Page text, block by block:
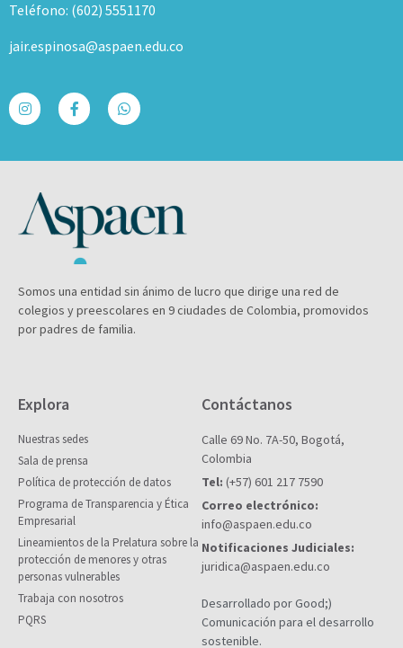
Teléfono: (602) 5551170
jair.espinosa@aspaen.edu.co
Somos una entidad sin ánimo de lucro que dirige una red de
colegios y preescolares en 9 ciudades de Colombia, promovidos
por padres de familia.
Explora
Nuestras sedes
Sala de prensa
Política de protección de datos
Programa de Transparencia y Ética
Empresarial
Lineamientos de la Prelatura sobre la
protección de menores y otras
personas vulnerables
Trabaja con nosotros
PQRS
Contáctanos
Calle 69 No. 7A-50, Bogotá,
Colombia
Tel: (+57) 601 217 7590
Correo electrónico:
info@aspaen.edu.co
Notificaciones Judiciales:
juridica@aspaen.edu.co
Desarrollado por Good;)
Comunicación para el desarrollo
sostenible.